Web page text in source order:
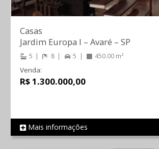
REF 2260
Casas
Jardim Europa I – Avaré – SP
5 8 5 450.00 m²
Venda:
R$ 1.300.000,00
Mais informações